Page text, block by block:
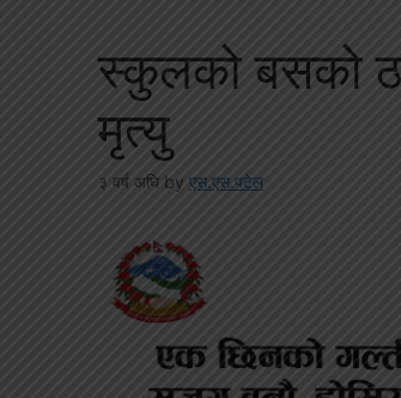
स्कुलको बसको
मृत्यु
३ वर्ष अघि by एस.एस.पटेल